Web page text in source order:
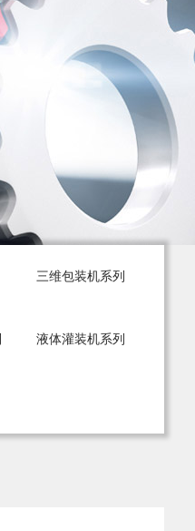
三维包装机系列
液体灌装机系列